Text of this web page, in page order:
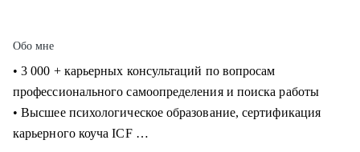
Обо мне
• 3 000 + карьерных консультаций по вопросам
профессионального самоопределения и поиска работы
• Высшее психологическое образование, сертификация
карьерного коуча ICF